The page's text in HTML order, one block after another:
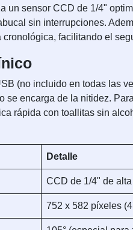
un sensor CCD de 1/4"
sin interrupciones.
facilitando el
(no incluido en todas las
encarga de la nitidez.
rápida con toallitas sin
Detalle
CCD de 1/4" de
752 x 582 píxeles